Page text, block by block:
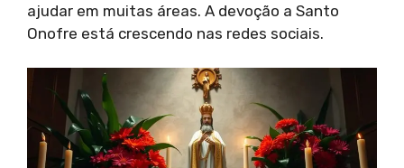
ajudar em muitas áreas. A devoção a Santo
Onofre está crescendo nas redes sociais.